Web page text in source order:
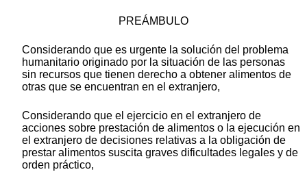
PREÁMBULO
Considerando que es urgente la solución del problema
humanitario originado por la situación de las personas
sin recursos que tienen derecho a obtener alimentos de
otras que se encuentran en el extranjero,
Considerando que el ejercicio en el extranjero de
acciones sobre prestación de alimentos o la ejecución en
el extranjero de decisiones relativas a la obligación de
prestar alimentos suscita graves dificultades legales y de
orden práctico,